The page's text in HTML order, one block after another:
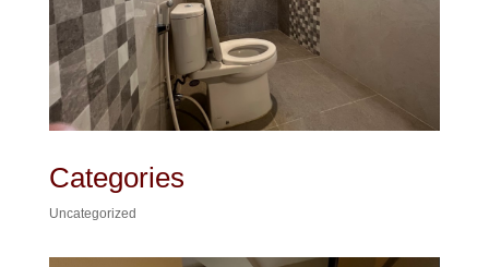
Categories
Uncategorized